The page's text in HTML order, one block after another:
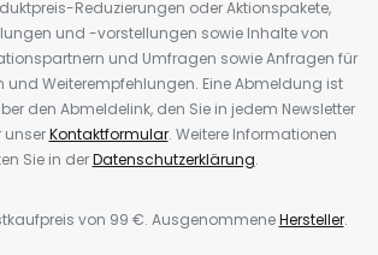
Reduzierungen oder Aktionspakete,
und -vorstellungen sowie Inhalte von
und Umfragen sowie Anfragen für
und Weiterempfehlungen. Eine Abmeldung ist
den Abmeldelink, den Sie in jedem Newsletter
unserKontaktformular. Weitere Informationen
Sie in derDatenschutzerklärung.
von 99 €. AusgenommeneHersteller.